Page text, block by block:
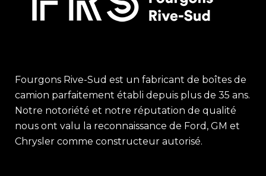
Fourgons Rive-Sud est un fabricant de boîtes de
camion parfaitement établi depuis plus de 35 ans.
Notre notoriété et notre réputation de qualité
nous ont valu la reconnaissance de Ford, GM et
Chrysler comme constructeur autorisé.